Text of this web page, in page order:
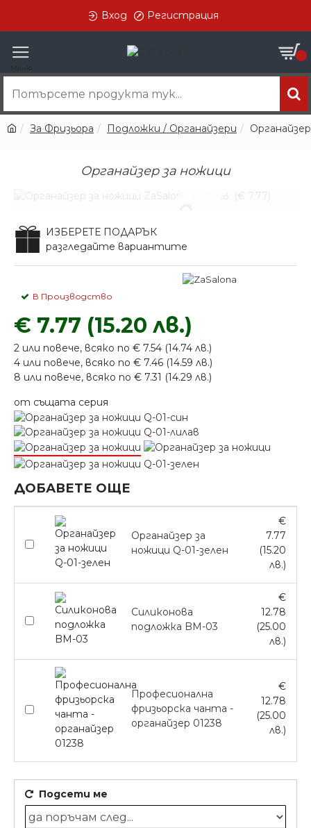
Вход Регистрация
За Фризьора Подложки / Органайзери
Органайзер за ножици
В ПРОИЗВОДСТВО
ИЗБЕРЕТЕ ПОДАРЪК
разгледайте вариантите
€ 7.77 (15.20 лв.)
2 или повече, всяко по € 7.54 (14.74 лв.)
4 или повече, всяко по € 7.46 (14.59 лв.)
8 или повече, всяко по € 7.31 (14.29 лв.)
В Производство
от същата серия
ДОБАВЕТЕ ОЩЕ
Органайзер за
ножици Q-01-зелен
€
7.77
(15.20
лв.)
Силиконова
подложка BM-03
€
12.78
(25.00
лв.)
Професионална
фризьорска чанта -
органайзер 01238
€
12.78
(25.00
лв.)
Подсети ме